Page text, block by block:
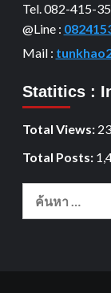
Tel. 082-415-
@Line :
Mail :
Statitics :
Total Views:
Total Posts: